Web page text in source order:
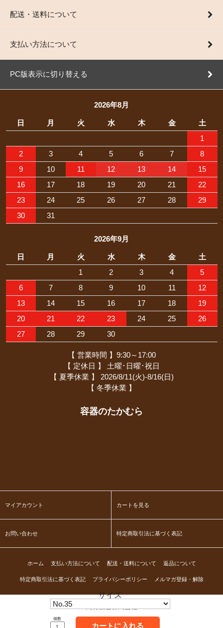
サイズ
個数
カートに入れる
配送・送料について
支払い方法について
PC版表示に切り替える
2026年8月
日 月 火 水 木 金
土
1
2
3 4 5 6 7
8
9
10 11 12 13 14
15
16
17 18 19 20 21
22
23
24 25 26 27 28
29
30
31
2026年9月
日 月 火 水 木 金
土
1
2 3 4
5
6
7 8 9 10 11
12
13
14 15 16 17 18
19
20
21 22 23 24 25
26
27
28 29 30
【 営業時間 】9:30～17:00
【 定休日 】 土曜･日曜･祝日
【 夏季休業 】 2026/8/11(火)-8/16(日)
【 冬季休業 】
容器のたかむら
マイアカウント カートを見る
お問い合わせ 特定商取引法に基づく表記
ホーム 支払い方法について 配送・送料について 返品について
特定商取引法に基づく表記 プライバシーポリシー メルマガ登録・解除